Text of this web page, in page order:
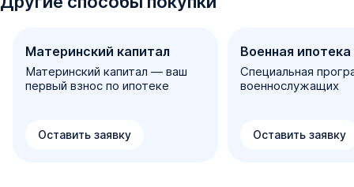
Материнский капитал
Материнский капитал — ваш
первый взнос по ипотеке
Оставить заявку
Военная ипотека
Специальная
военнослужащих
Оставить заявку